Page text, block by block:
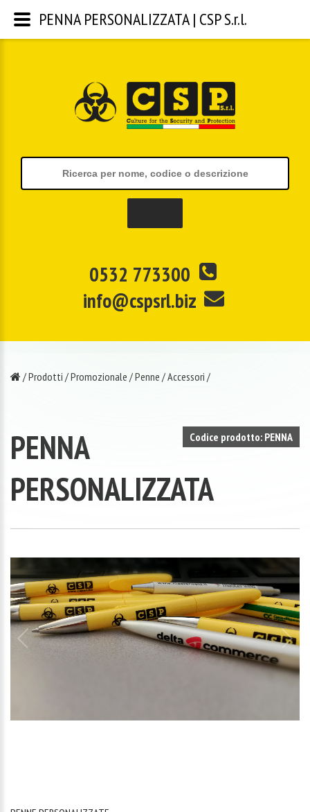
0532 773300
info@cspsrl.biz
/Prodotti /Promozionale /Penne /Accessori /
Codice prodotto: PENNA
PENNA
PERSONALIZZATA
PENNA PERSONALIZZATA | CSP S.r.l.